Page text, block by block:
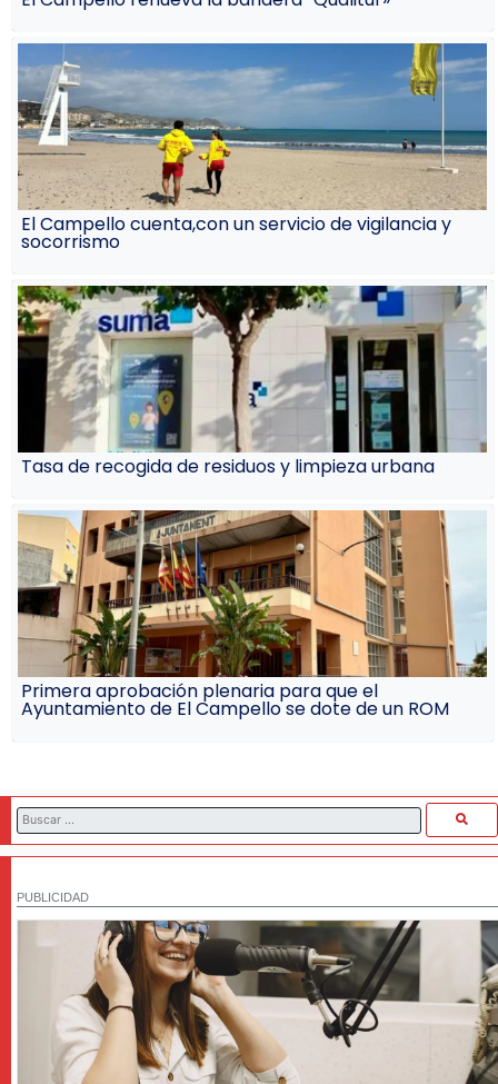
El Campello cuenta,con un servicio de vigilancia y
socorrismo
Tasa de recogida de residuos y limpieza urbana
Primera aprobación plenaria para que el
Ayuntamiento de El Campello se dote de un ROM
PUBLICIDAD